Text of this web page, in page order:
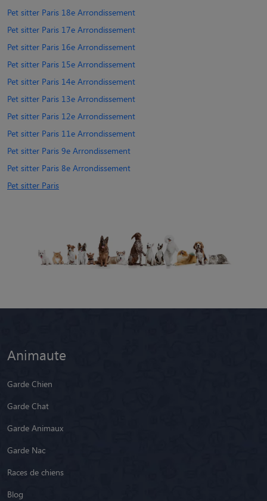
Pet sitter Paris 18e Arrondissement
Pet sitter Paris 17e Arrondissement
Pet sitter Paris 16e Arrondissement
Pet sitter Paris 15e Arrondissement
Pet sitter Paris 14e Arrondissement
Pet sitter Paris 13e Arrondissement
Pet sitter Paris 12e Arrondissement
Pet sitter Paris 11e Arrondissement
Pet sitter Paris 9e Arrondissement
Pet sitter Paris 8e Arrondissement
Pet sitter Paris
Animaute
Garde Chien
Garde Chat
Garde Animaux
Garde Nac
Races de chiens
Blog